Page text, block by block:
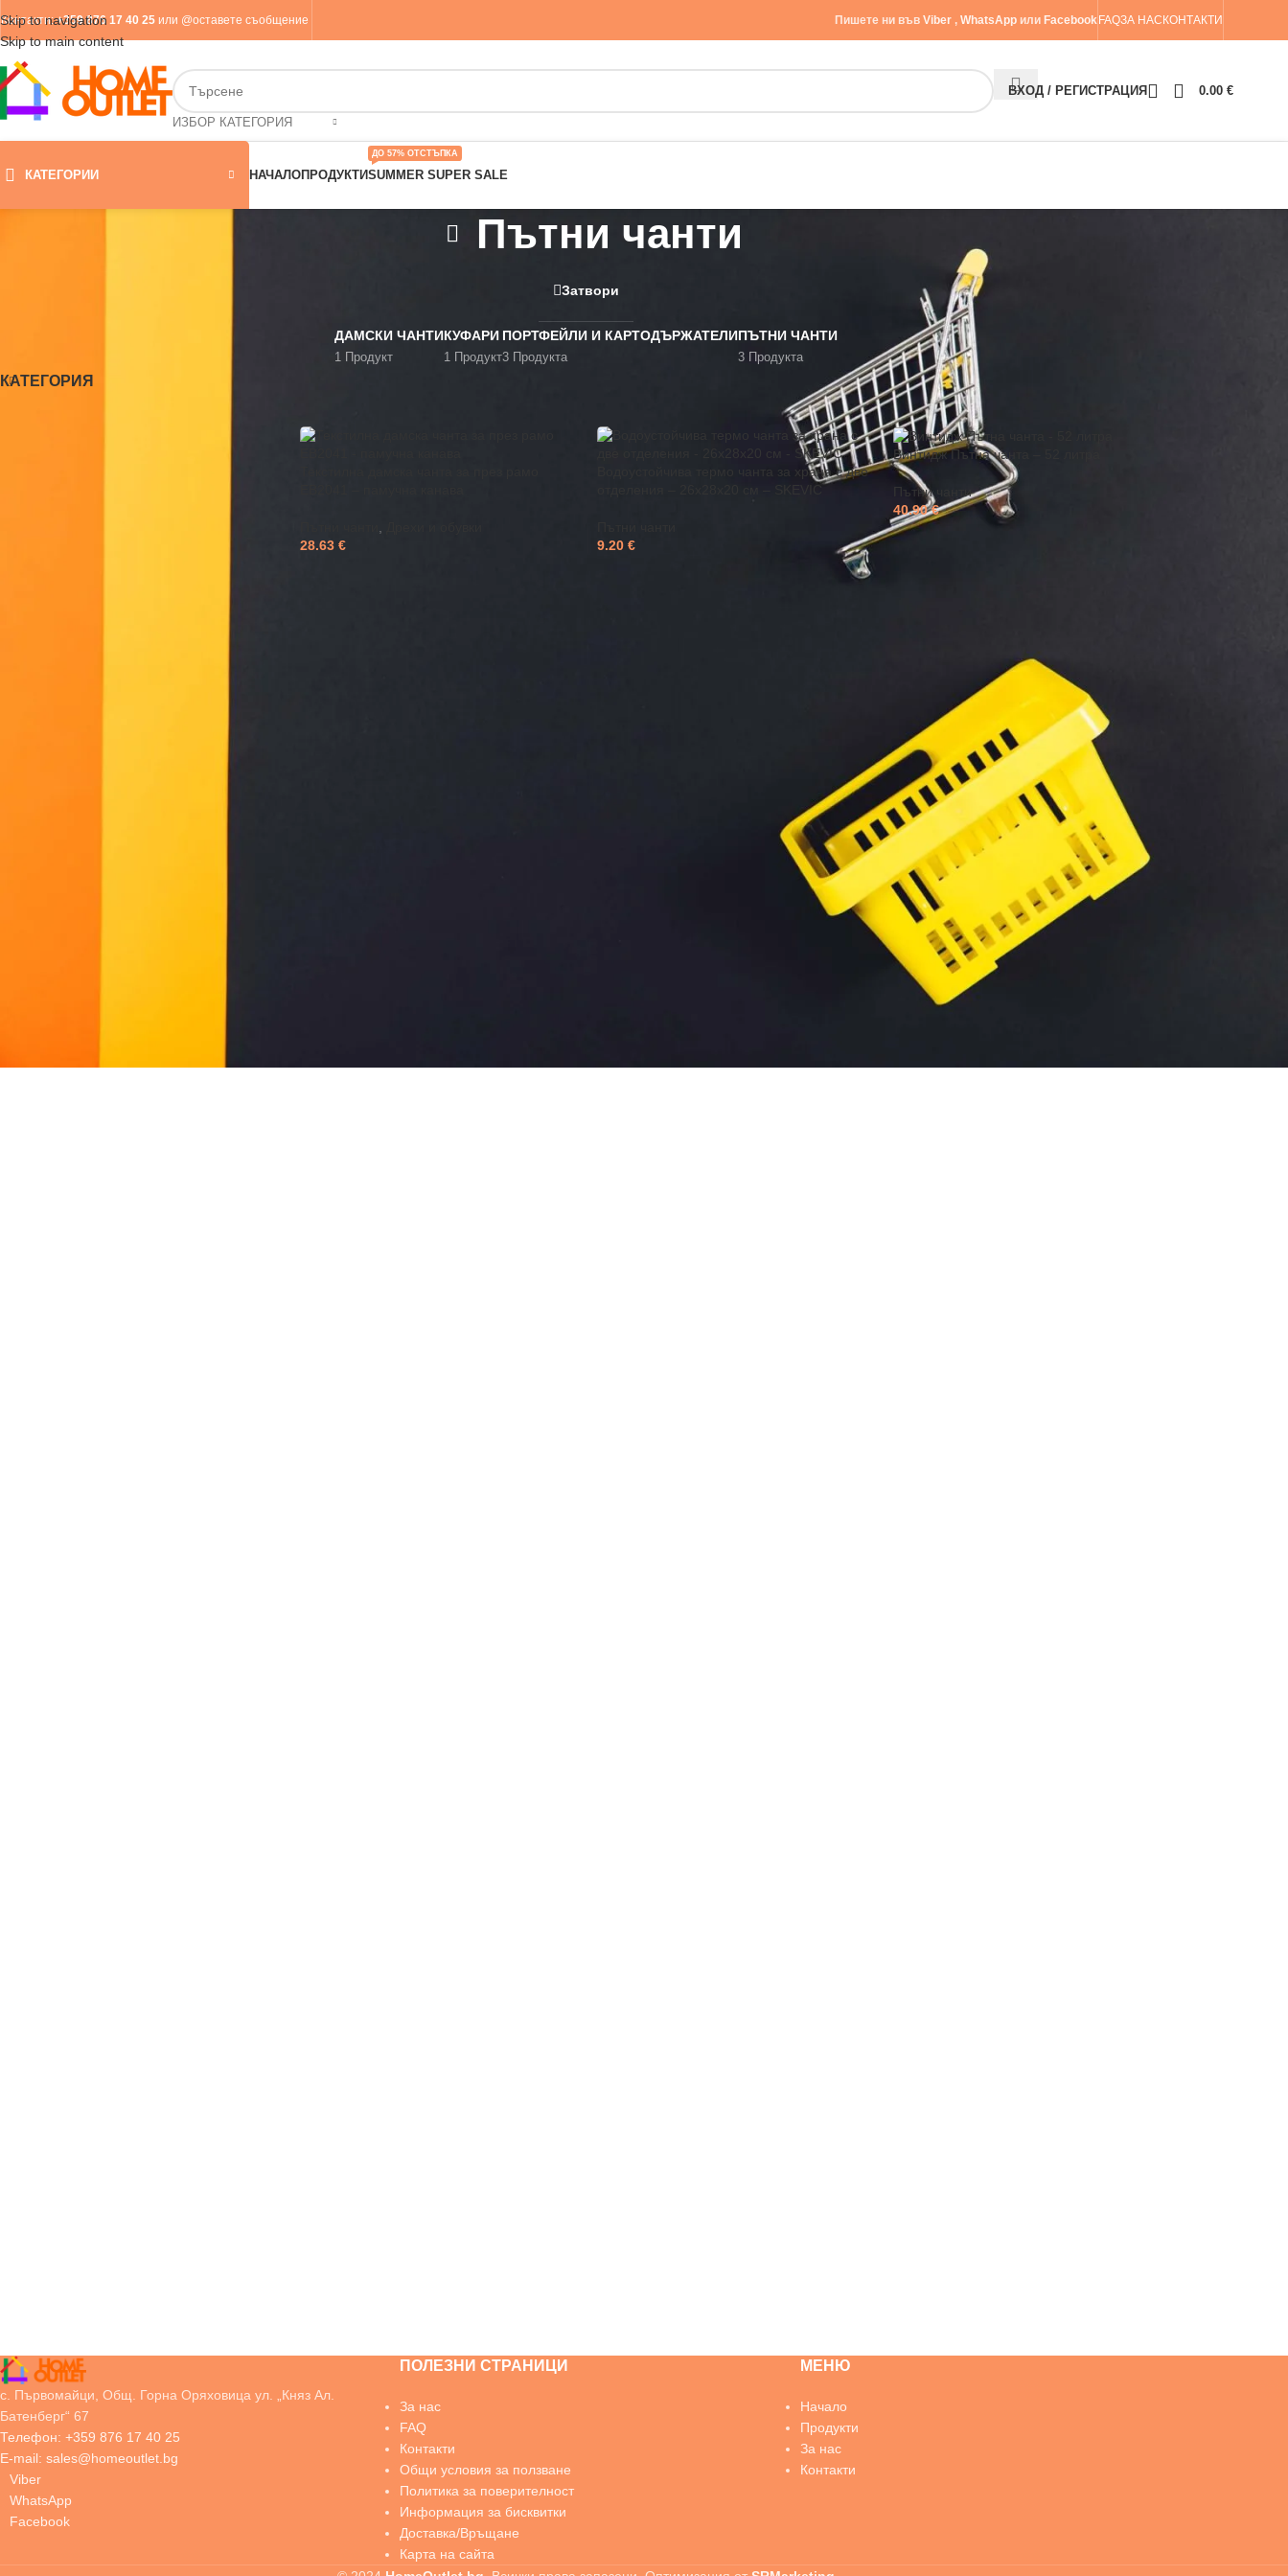
Skip to navigation
Skip to main content
Контакти:+359 876 17 40 25 или @оставете съобщение Пишете ни във Viber , WhatsAppили Facebook FAQЗА НАС КОНТАКТИ
ИЗБОР КАТЕГОРИЯ
ВХОД / РЕГИСТРАЦИЯ 0.00 €
КАТЕГОРИИ НАЧАЛОПРОДУКТИSUMMER SUPER SALE
ДО 57% ОТСТЪПКА
Пътни чанти
Затвори
ДАМСКИ ЧАНТИ
1 Продукт
КУФАРИ
1 Продукт
ПОРТФЕЙЛИ И КАРТОДЪРЖАТЕЛИ
3 Продукта
ПЪТНИ ЧАНТИ
3 Продукта
КАТЕГОРИЯ
28.63 €
Водоустойчива термо чанта за храна с две
отделения – 26x28x20 см – SKEVIC
9.20 €
Винтидж Пътна чанта – 52 литра
Пътни чанти
40.90€
Пътните чанти са удобно решение за пренасяне на багаж при кратки и по-дълги пътувания. В тази категория ще откриете обемни и
с. Първомайци, Общ. Горна Оряховица ул. „Княз Ал.
Батенберг“ 67
Телефон: +359 876 17 40 25
E-mail: sales@homeoutlet.bg
Viber
WhatsApp
Facebook
ПОЛЕЗНИ СТРАНИЦИ
За нас
FAQ
Контакти
Общи условия за ползване
Политика за поверителност
Информация за бисквитки
Доставка/Връщане
Карта на сайта
МЕНЮ
Начало
Продукти
За нас
Контакти